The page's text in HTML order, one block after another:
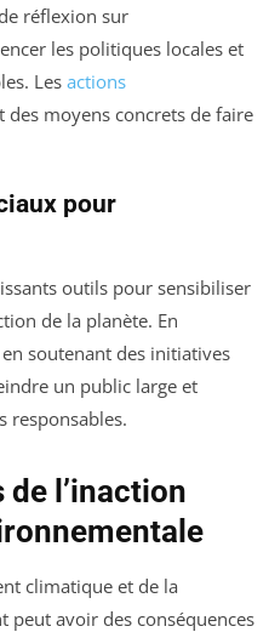
réflexion sur
les politiques locales et
Les actions
des moyens concrets de faire
pour
outils pour sensibiliser
de la planète. En
soutenant des initiatives
un public large et
responsables.
l’inaction
climatique et de la
peut avoir des conséquences